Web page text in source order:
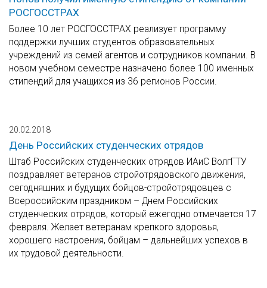
РОСГОССТРАХ
Более 10 лет РОСГОССТРАХ реализует программу
поддержки лучших студентов образовательных
учреждений из семей агентов и сотрудников компании. В
новом учебном семестре назначено более 100 именных
стипендий для учащихся из 36 регионов России.
20.02.2018
День Российских студенческих отрядов
Штаб Российских студенческих отрядов ИАиС ВолгГТУ
поздравляет ветеранов стройотрядовского движения,
сегодняшних и будущих бойцов-стройотрядовцев с
Всероссийским праздником – Днем Российских
студенческих отрядов, который ежегодно отмечается 17
февраля. Желает ветеранам крепкого здоровья,
хорошего настроения, бойцам – дальнейших успехов в
их трудовой деятельности.